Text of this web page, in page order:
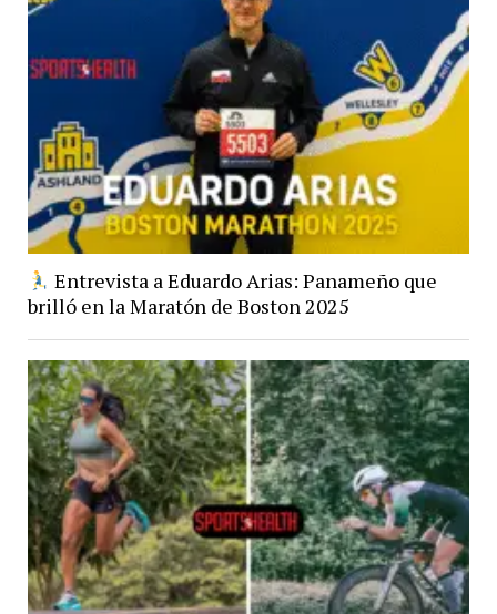
Entrevista a Eduardo Arias: Panameño que
brilló en la Maratón de Boston 2025